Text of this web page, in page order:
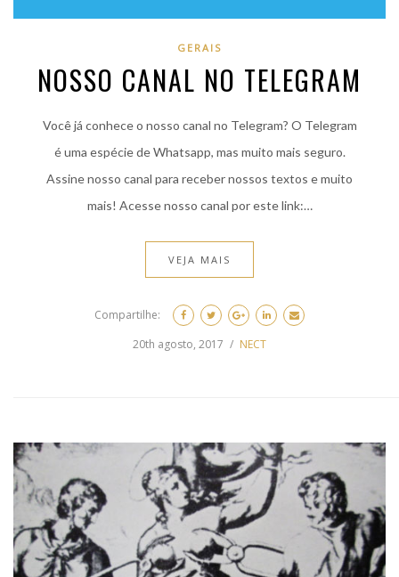
GERAIS
NOSSO CANAL NO TELEGRAM
Você já conhece o nosso canal no Telegram? O Telegram
é uma espécie de Whatsapp, mas muito mais seguro.
Assine nosso canal para receber nossos textos e muito
mais! Acesse nosso canal por este link:…
VEJA MAIS
Compartilhe:
20th agosto, 2017
NECT